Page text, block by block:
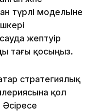
түрлі модельіне
әжептәуір
тағы қосыңыз.
стратегиялық
қол